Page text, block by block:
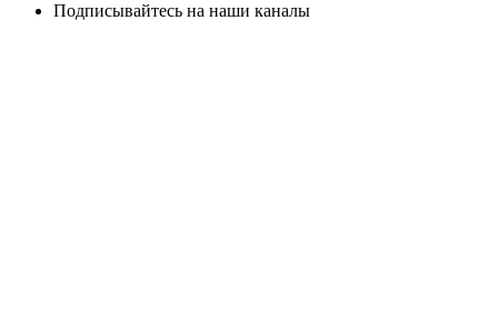
Подписывайтесь на наши каналы